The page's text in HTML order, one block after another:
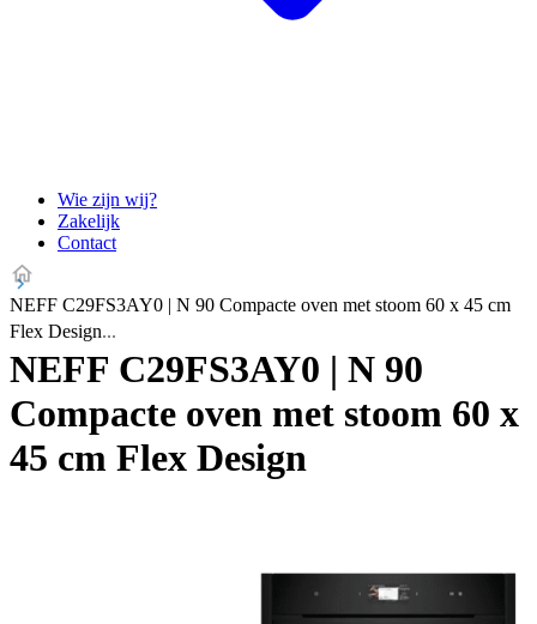
Wie zijn wij?
Zakelijk
Contact
NEFF C29FS3AY0 | N 90 Compacte oven met stoom 60 x 45 cm
Flex Design
NEFF C29FS3AY0 | N 90
Compacte oven met stoom 60 x
45 cm Flex Design